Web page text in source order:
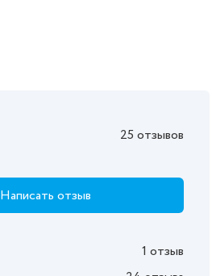
25 отзывов
Написать отзыв
1 отзыв